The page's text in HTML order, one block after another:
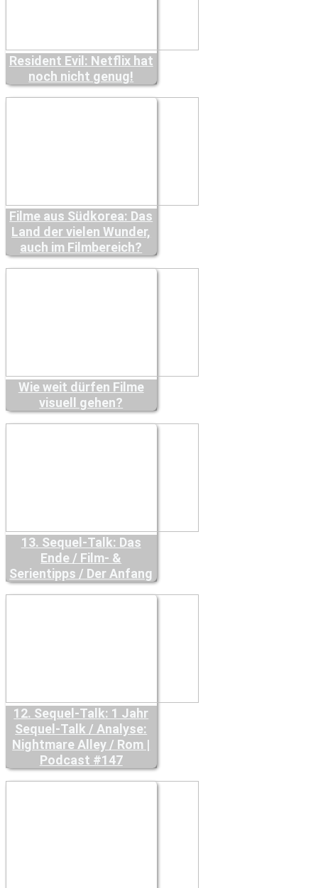
Resident Evil: Netflix hat
noch nicht genug!
Filme aus Südkorea: Das
Land der vielen Wunder,
auch im Filmbereich?
Wie weit dürfen Filme
visuell gehen?
13. Sequel-Talk: Das
Ende / Film- &
Serientipps / Der Anfang
12. Sequel-Talk: 1 Jahr
Sequel-Talk / Analyse:
Nightmare Alley / Rom |
Podcast #147